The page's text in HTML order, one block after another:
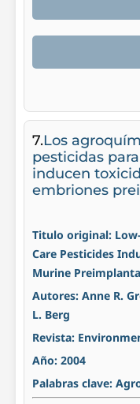
7.Los
pesticidas
inducen
embriones
Titulo original:
Care Pesticides
Murine
Autores: Anne R.
L. Berg
Revista:
Año: 2004
Palabras clave: